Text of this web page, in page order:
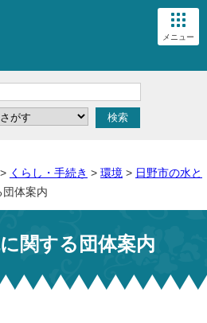
メニュー
> くらし・手続き > 環境 > 日野市の水と
体案内
関する団体案内